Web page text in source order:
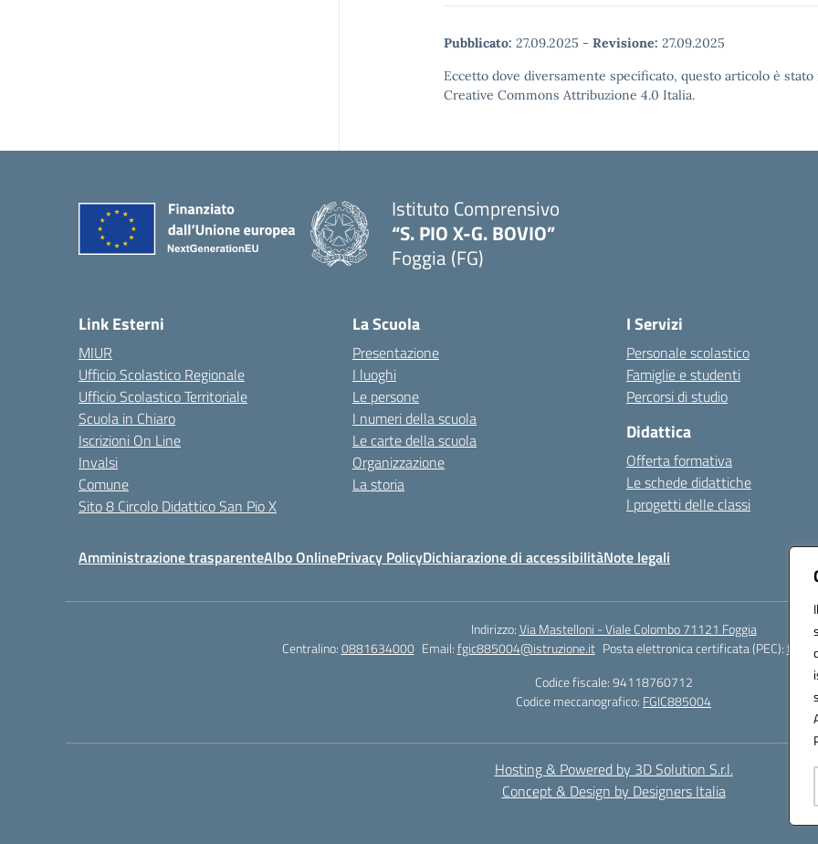
Pubblicato: 27.09.2025 - Revisione: 27.09.2025
Eccetto dove diversamente specificato, questo articolo è
Creative Commons Attribuzione 4.0 Italia.
Istituto Comprensivo
“S. PIO X-G. BOVIO”
Foggia (FG)
Link Esterni
MIUR
Ufficio Scolastico Regionale
Ufficio Scolastico Territoriale
Scuola in Chiaro
Iscrizioni On Line
Invalsi
Comune
Sito 8 Circolo Didattico San Pio X
La Scuola
Presentazione
I luoghi
Le persone
I numeri della scuola
Le carte della scuola
Organizzazione
La storia
I Servizi
Personale scolastico
Famiglie e studenti
Percorsi di studio
Didattica
Offerta formativa
Le schede didattiche
I progetti delle classi
Amministrazione trasparenteAlbo OnlinePrivacy PolicyDichiarazione di accessibilitàNote legali
Indirizzo:Via Mastelloni - Viale Colombo 71121 Foggia
Centralino:0881634000 Email:fgic885004@istruzione.it Posta elettronica certificata (PEC):
Codice fiscale: 94118760712
Codice meccanografico: FGIC885004
Hosting & Powered by 3D Solution S.r.l.
Concept & Design by Designers Italia